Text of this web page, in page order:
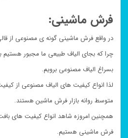
فرش ماشینی:
در واقع فرش ماشینی گونه ی مصنوعی از
چرا که بجای الیاف طبیعی ما مجبور
بسراغ الیاف مصنوعی برویم.
لذا انواع کیفیت های الیاف مصنوعی از
متوسط روانه بازار فرش ماشین هستند.
همچنین امروزه شاهد انواع کیفیت های
فرش ماشینی هستیم.